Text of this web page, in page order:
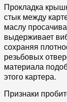
Прокладка
стык между
маслу
выдерживает
сохраняя
резьбовых
материала
этого картера.
Признаки